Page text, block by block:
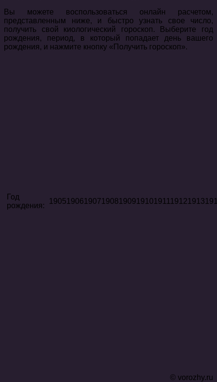
Вы можете воспользоваться онлайн расчетом,
представленным ниже, и быстро узнать свое число,
получить свой киологический гороскоп. Выберите год
рождения, период, в который попадает день вашего
рождения, и нажмите кнопку «Получить гороскоп».
Год
рождения:
© vorozhy.ru